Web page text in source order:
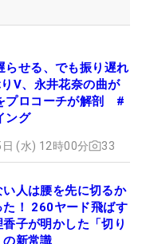
らせる、でも振り遅れ
V、永井花奈の曲が
プロコーチが解剖 #
ング
(水) 12時00分 33
い人は腰を先に切るか
た！ 260ヤード飛ばす
子が明かした「切り
の新常識